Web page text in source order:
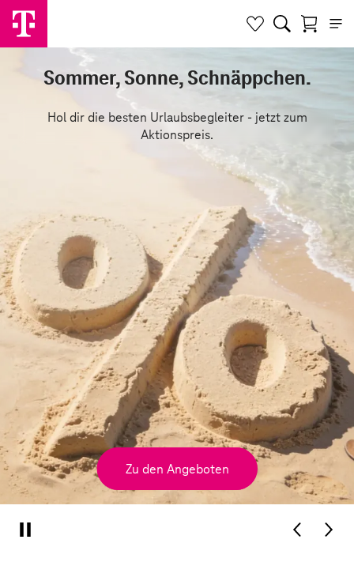
Sommer, Sonne, Schnäppchen.
Hol dir die besten Urlaubsbegleiter - jetzt zum
Aktionspreis.
Zu den Angeboten